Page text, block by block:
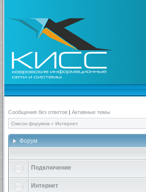
Сообщения без ответов | Активные темы
Список форумов » Интернет
Форум
Подключение
Интернет